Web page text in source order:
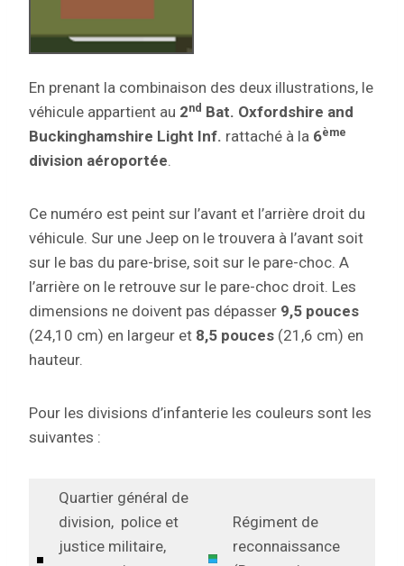
En prenant la combinaison des deux illustrations, le
véhicule appartient au 2nd Bat. Oxfordshire and
Buckinghamshire Light Inf. rattaché à la 6ème
division aéroportée.
Ce numéro est peint sur l’avant et l’arrière droit du
véhicule. Sur une Jeep on le trouvera à l’avant soit
sur le bas du pare-brise, soit sur le pare-choc. A
l’arrière on le retrouve sur le pare-choc droit. Les
dimensions ne doivent pas dépasser 9,5 pouces
(24,10 cm) en largeur et 8,5 pouces (21,6 cm) en
hauteur.
Pour les divisions d’infanterie les couleurs sont les
suivantes :
Quartier général de
division, police et
justice militaire,
Régiment de
reconnaissance